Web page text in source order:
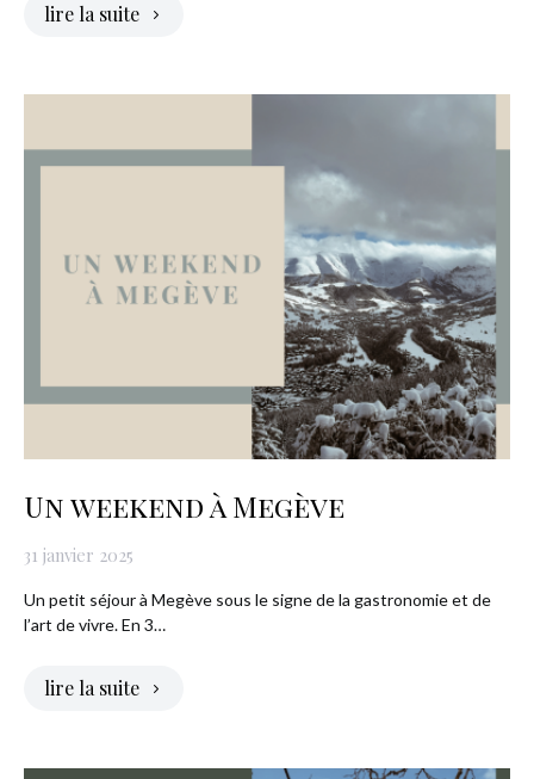
lire la suite
Un weekend à Megève
31 janvier 2025
Un petit séjour à Megève sous le signe de la gastronomie et de
l’art de vivre. En 3…
lire la suite